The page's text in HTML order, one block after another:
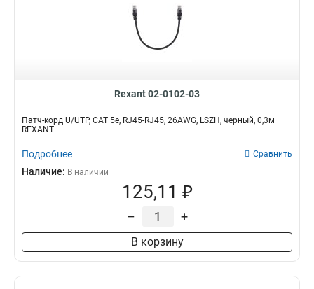
Rexant 02-0102-03
Патч-корд U/UTP, CAT 5e, RJ45-RJ45, 26AWG, LSZH, черный, 0,3м
REXANT
Подробнее Сравнить
Наличие: В наличии
125,11 ₽
– +
В корзину